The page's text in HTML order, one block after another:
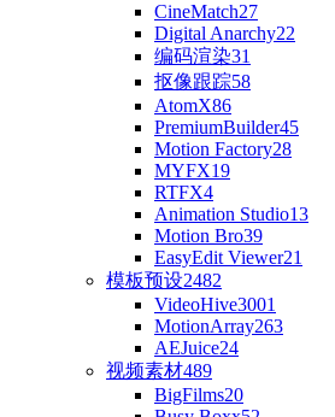
CineMatch27
Digital Anarchy22
编码渲染31
抠像跟踪58
AtomX86
PremiumBuilder45
Motion Factory28
MYFX19
RTFX4
Animation Studio13
Motion Bro39
EasyEdit Viewer21
模板预设2482
VideoHive3001
MotionArray263
AEJuice24
视频素材489
BigFilms20